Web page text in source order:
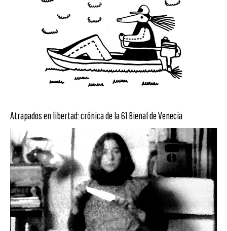
Atrapados en libertad: crónica de la 61 Bienal de Venecia